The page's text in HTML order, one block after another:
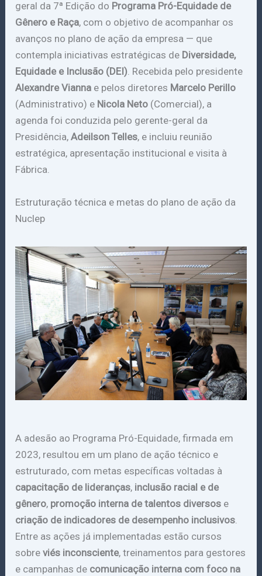
geral da 7ª Edição do Programa Pró-Equidade de
Gênero e Raça, com o objetivo de acompanhar os
avanços no plano de ação da empresa — que
contempla iniciativas estratégicas de Diversidade,
Equidade e Inclusão (DEI). Recebida pelo presidente
Alexandre Vianna e pelos diretores Marcelo Perillo
(Administrativo) e Nicola Neto (Comercial), a
agenda foi conduzida pelo gerente-geral da
Presidência,Adeilson Telles, e incluiu reunião
estratégica, apresentação institucional e visita à
Fábrica.
Estruturação técnica e metas do plano de ação da
Nuclep
A adesão ao Programa Pró-Equidade, firmada em
2023, resultou em um plano de ação técnico e
estruturado, com metas específicas voltadas à
capacitação de lideranças, inclusão racial e de
gênero, promoção interna de talentos diversos e
criação de indicadores de desempenho inclusivos.
Entre as ações já implementadas estão cursos
sobreviés inconsciente, treinamentos para gestores
e campanhas de comunicação interna com foco na